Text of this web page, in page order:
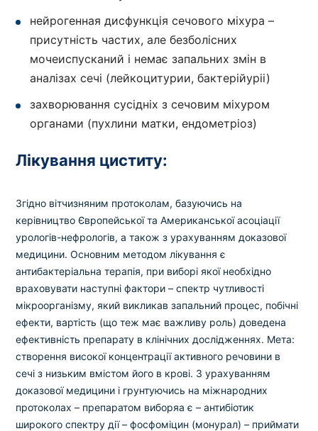
нейрогенная дисфункція сечового міхура –
присутність частих, але безболісних
мочеиспусканий і немає запальних змін в
аналізах сечі (лейкоцитурии, бактерійуріі)
захворювання сусідніх з сечовим міхуром
органами (пухлини матки, ендометріоз)
Лікування циститу:
Згідно вітчизняним протоколам, базуючись на
керівництво Європейської та Американської асоціації
урологів-нефрологів, а також з урахуванням доказової
медицини. Основним методом лікування є
антибактеріальна терапія, при виборі якої необхідно
враховувати наступні фактори – спектр чутливості
мікроорганізму, який викликав запальний процес, побічні
ефекти, вартість (що теж має важливу роль) доведена
ефективність препарату в клінічних дослідженнях. Мета:
створення високої концентрації активного речовини в
сечі з низьким вмістом його в крові. З урахуванням
доказової медицини і грунтуючись на міжнародних
протоколах – препаратом виборяа є – антибіотик
широкого спектру дії – фосфоміцин (монурал) – приймати